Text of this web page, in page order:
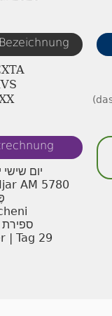
יום
AM 5780
ספירת
| Tag 29